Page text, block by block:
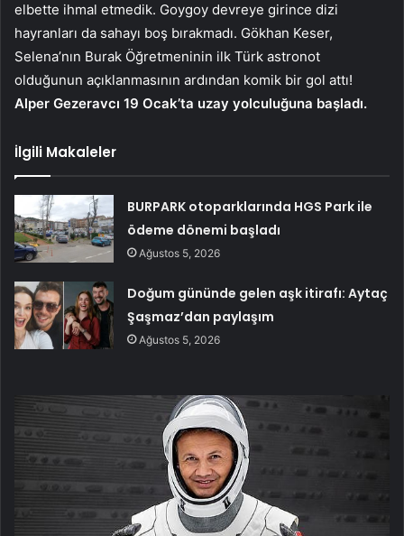
elbette ihmal etmedik. Goygoy devreye girince dizi
hayranları da sahayı boş bırakmadı. Gökhan Keser,
Selena’nın Burak Öğretmeninin ilk Türk astronot
olduğunun açıklanmasının ardından komik bir gol attı!
Alper Gezeravcı 19 Ocak’ta uzay yolculuğuna başladı.
İlgili Makaleler
BURPARK otoparklarında HGS Park ile
ödeme dönemi başladı
Ağustos 5, 2026
Doğum gününde gelen aşk itirafı: Aytaç
Şaşmaz’dan paylaşım
Ağustos 5, 2026